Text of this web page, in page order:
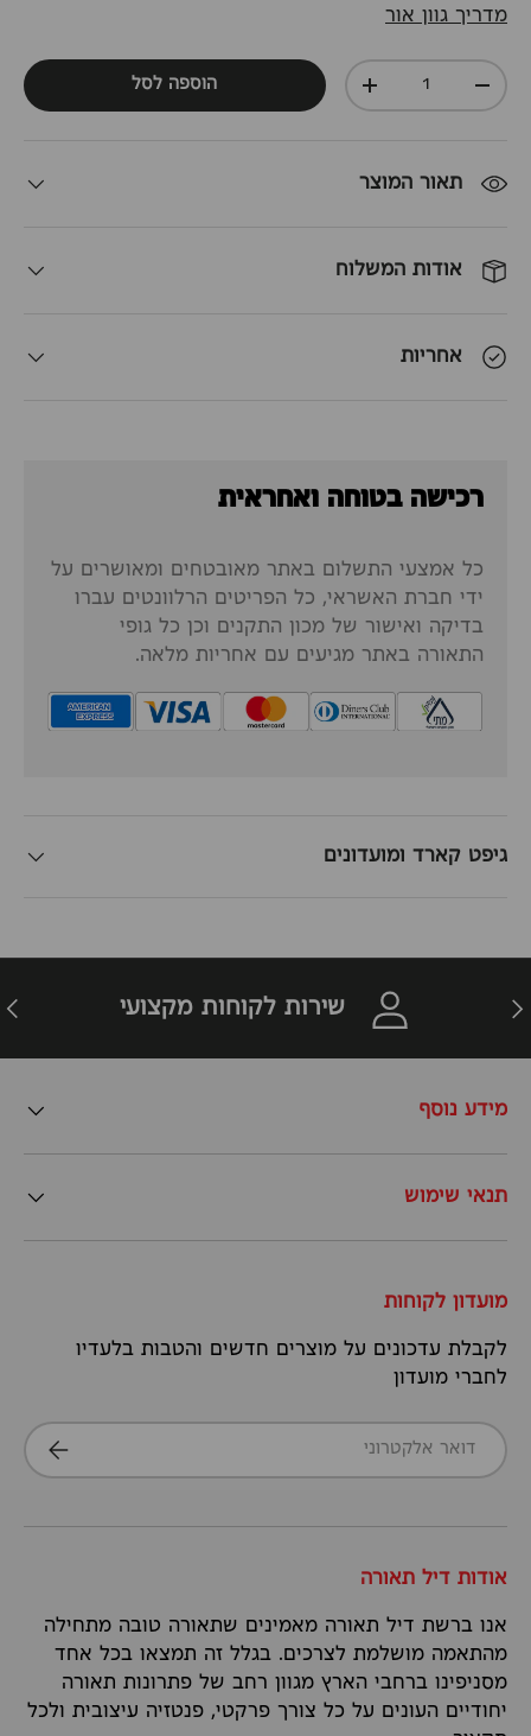
מדריך גוון אור
כמות
-
+ הוספה לסל
תאור המוצר
אודות המשלוח
אחריות
רכישה בטוחה ואחראית
כל אמצעי התשלום באתר מאובטחים ומאושרים על
ידי חברת האשראי, כל הפריטים הרלוונטים עברו
בדיקה ואישור של מכון התקנים וכן כל גופי
התאורה באתר מגיעים עם אחריות מלאה.
גיפט קארד ומועדונים
חזרה שירות לקוחות מקצועי
מידע נוסף
תנאי שימוש
מועדון לקוחות
לקבלת עדכונים על מוצרים חדשים והטבות בלעדיו
לחברי מועדון
דואר אלקטרוני
הרשמה
אודות דיל תאורה
אנו ברשת דיל תאורה מאמינים שתאורה טובה מתחילה
מהתאמה מושלמת לצרכים. בגלל זה תמצאו בכל אחד
מסניפינו ברחבי הארץ מגוון רחב של פתרונות תאורה
יחודיים העונים על כל צורך פרקטי, פנטזיה עיצובית ולכל